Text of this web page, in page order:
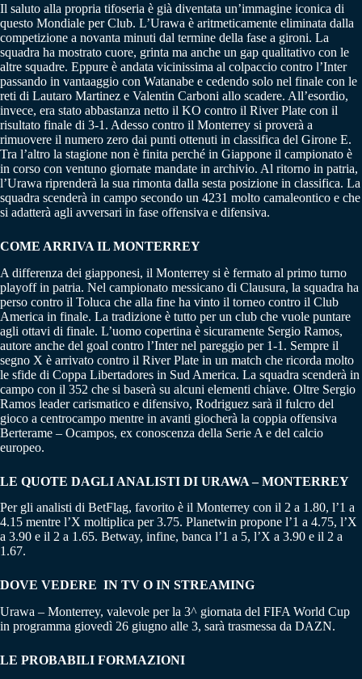
Il saluto alla propria tifoseria è già diventata un’immagine iconica di
questo Mondiale per Club. L’Urawa è aritmeticamente eliminata dalla
competizione a novanta minuti dal termine della fase a gironi. La
squadra ha mostrato cuore, grinta ma anche un gap qualitativo con le
altre squadre. Eppure è andata vicinissima al colpaccio contro l’Inter
passando in vantaaggio con Watanabe e cedendo solo nel finale con le
reti di Lautaro Martinez e Valentin Carboni allo scadere. All’esordio,
invece, era stato abbastanza netto il KO contro il River Plate con il
risultato finale di 3-1. Adesso contro il Monterrey si proverà a
rimuovere il numero zero dai punti ottenuti in classifica del Girone E.
Tra l’altro la stagione non è finita perché in Giappone il campionato è
in corso con ventuno giornate mandate in archivio. Al ritorno in patria,
l’Urawa riprenderà la sua rimonta dalla sesta posizione in classifica. La
squadra scenderà in campo secondo un 4231 molto camaleontico e che
si adatterà agli avversari in fase offensiva e difensiva.
COME ARRIVA IL MONTERREY
A differenza dei giapponesi, il Monterrey si è fermato al primo turno
playoff in patria. Nel campionato messicano di Clausura, la squadra ha
perso contro il Toluca che alla fine ha vinto il torneo contro il Club
America in finale. La tradizione è tutto per un club che vuole puntare
agli ottavi di finale. L’uomo copertina è sicuramente Sergio Ramos,
autore anche del goal contro l’Inter nel pareggio per 1-1. Sempre il
segno X è arrivato contro il River Plate in un match che ricorda molto
le sfide di Coppa Libertadores in Sud America. La squadra scenderà in
campo con il 352 che si baserà su alcuni elementi chiave. Oltre Sergio
Ramos leader carismatico e difensivo, Rodriguez sarà il fulcro del
gioco a centrocampo mentre in avanti giocherà la coppia offensiva
Berterame – Ocampos, ex conoscenza della Serie A e del calcio
europeo.
LE QUOTE DAGLI ANALISTI DI URAWA – MONTERREY
Per gli analisti di BetFlag, favorito è il Monterrey con il 2 a 1.80, l’1 a
4.15 mentre l’X moltiplica per 3.75. Planetwin propone l’1 a 4.75, l’X
a 3.90 e il 2 a 1.65. Betway, infine, banca l’1 a 5, l’X a 3.90 e il 2 a
1.67.
DOVE VEDERE IN TV O IN STREAMING
Urawa – Monterrey, valevole per la 3^ giornata del FIFA World Cup
in programma giovedì 26 giugno alle 3, sarà trasmessa da DAZN.
LE PROBABILI FORMAZIONI